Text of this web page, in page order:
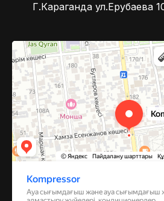
Г.Караганда ул.Ерубаева
Kompressor
Компрессоры и компрессорное
Системы вентиляции в Алматы